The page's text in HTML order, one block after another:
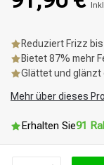
Reduziert Frizz
Bietet 87% mehr
Glättet und glänzt
Mehr über dieses
Erhalten Sie91